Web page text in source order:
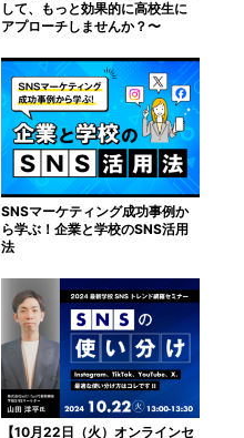
して、もっと効果的に高校生に
アプローチしませんか？〜
SNSマーケティング成功事例か
ら学ぶ！企業と学校のSNS活用
法
【10月22日（火）オンラインセ